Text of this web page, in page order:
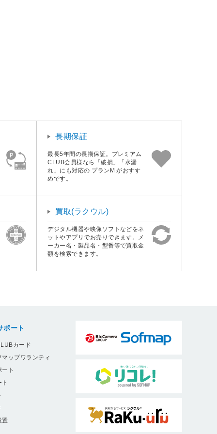
長期保証
最長5年間の長期保証。プレミアム
CLUB会員様なら「破損」「水漏
れ」にも対応の プランM がおすす
めです。
買取(ラクウル)
デジタル機器や映像ソフトなどをネ
ットやアプリでお売りできます。メ
ーカー名・製品名・型番等で買取金
額を検索できます。
ポート
カード
ップワランティ
ト
置